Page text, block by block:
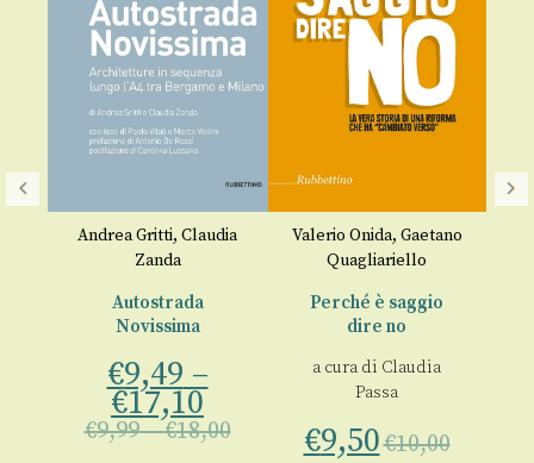
Andrea Gritti, Claudia
Zanda
Autostrada
Novissima
€9,49 –
€17,10
€9,99–€18,00
Valerio Onida, Gaetano
Quagliariello
Perché è saggio
dire no
a cura di Claudia
Passa
€9,50€10,00